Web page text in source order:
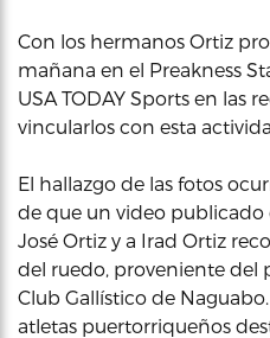
Con los hermanos Ortiz
mañana en el Preakness
USA TODAY Sports en las
vincularlos con esta
El hallazgo de las fotos
de que un video publicado
José Ortiz y a Irad Ortiz
del ruedo, proveniente del
Club Gallístico de
atletas puertorriqueños